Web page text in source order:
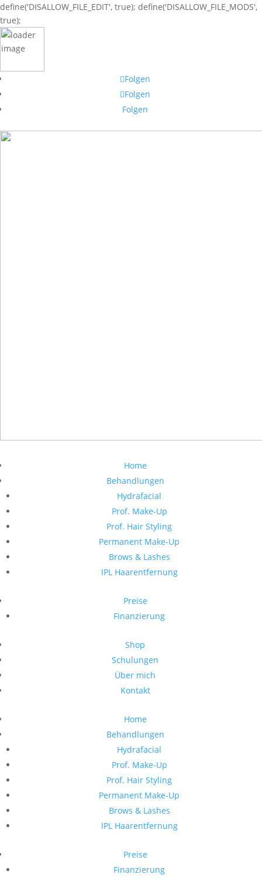
define('DISALLOW_FILE_EDIT', true); define('DISALLOW_FILE_MODS',
true);
Folgen
Folgen
Folgen
Home
Behandlungen
Hydrafacial
Prof. Make-Up
Prof. Hair Styling
Permanent Make-Up
Brows & Lashes
IPL Haarentfernung
Preise
Finanzierung
Shop
Schulungen
Über mich
Kontakt
Home
Behandlungen
Hydrafacial
Prof. Make-Up
Prof. Hair Styling
Permanent Make-Up
Brows & Lashes
IPL Haarentfernung
Preise
Finanzierung